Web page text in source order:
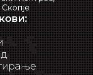
Скопје